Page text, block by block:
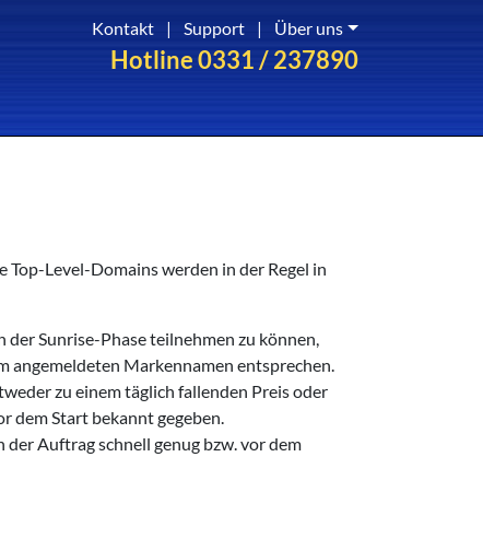
Hotline 0331 / 237890
Kontakt | Support | Über uns
Level-Domains werden in der Regel in
Sunrise-Phase teilnehmen zu können,
angemeldeten Markennamen entsprechen.
zu einem täglich fallenden Preis oder
dem Start bekannt gegeben.
Auftrag schnell genug bzw. vor dem